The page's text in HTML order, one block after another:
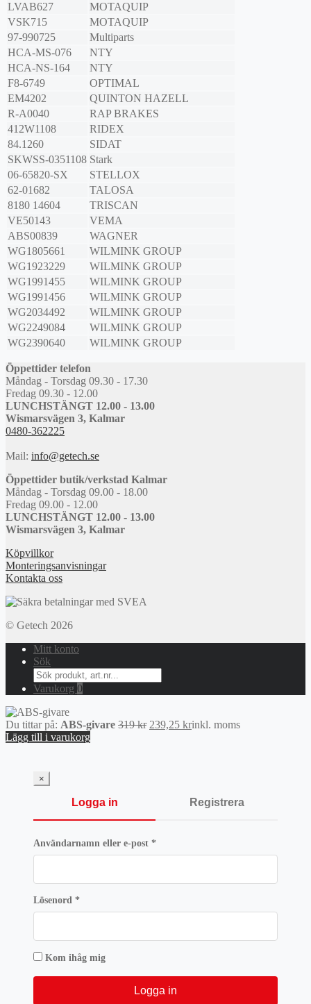
LVAB627
MOTAQUIP
VSK715
MOTAQUIP
97-990725
Multiparts
HCA-MS-076
NTY
HCA-NS-164
NTY
F8-6749
OPTIMAL
EM4202
QUINTON HAZELL
R-A0040
RAP BRAKES
412W1108
RIDEX
84.1260
SIDAT
SKWSS-0351108 Stark
06-65820-SX
STELLOX
62-01682
TALOSA
8180 14604
TRISCAN
VE50143
VEMA
ABS00839
WAGNER
WG1805661
WILMINK GROUP
WG1923229
WILMINK GROUP
WG1991455
WILMINK GROUP
WG1991456
WILMINK GROUP
WG2034492
WILMINK GROUP
WG2249084
WILMINK GROUP
WG2390640
WILMINK GROUP
Öppettider telefon
Måndag - Torsdag 09.30 - 17.30
Fredag 09.30 - 12.00
LUNCHSTÄNGT 12.00 - 13.00
Wismarsvägen 3, Kalmar
0480-362225
Mail: info@getech.se
Öppettider butik/verkstad Kalmar
Måndag - Torsdag 09.00 - 18.00
Fredag 09.00 - 12.00
LUNCHSTÄNGT 12.00 - 13.00
Wismarsvägen 3, Kalmar
Köpvillkor
Monteringsanvisningar
Kontakta oss
© Getech 2026
Mitt konto
Sök
Search
for:
Varukorg 0
Du tittar på: ABS-givare 319kr Det
239,25 krDet
inkl. moms
Lägg till i varukorg
×
Logga in Registrera
Användarnamn eller e-post *Obligatoriskt
Lösenord *Obligatoriskt
Kom ihåg mig
Logga in